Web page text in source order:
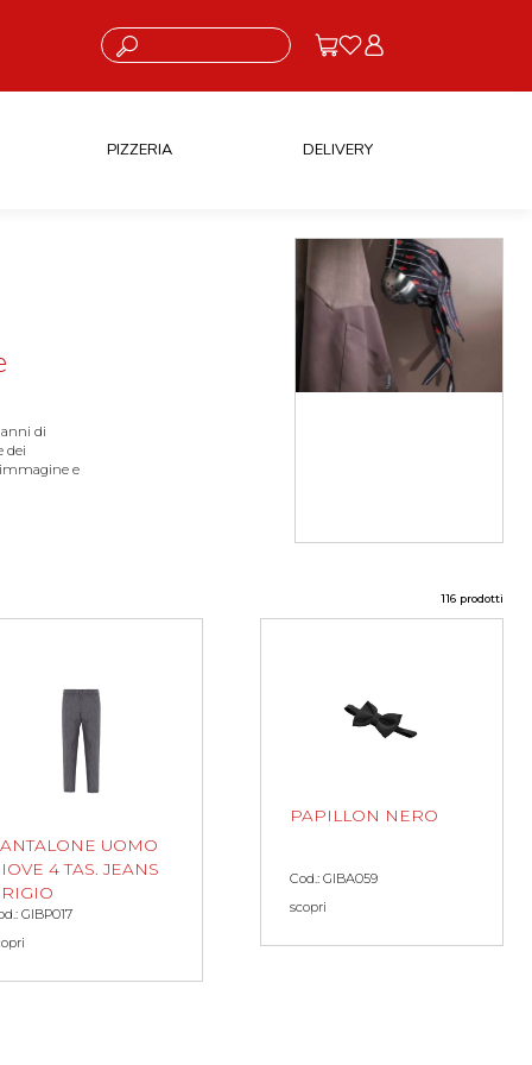
Cosa stai cercando?
PIZZERIA DELIVERY
di
dei
e
116 prodotti
UOMO
4 TAS. JEANS
GIBP017
PAPILLON NERO
Cod.: GIBA059
scopri